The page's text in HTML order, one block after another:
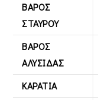
ΒΆΡΟΣ
ΣΤΑΥΡΟΎ
ΒΆΡΟΣ
ΑΛΥΣΊΔΑΣ
ΚΑΡΆΤΙΑ